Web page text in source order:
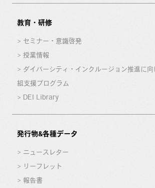
教育・研修
セミナー・意識啓発
授業情報
ダイバーシティ・インクルージョン推進に
組支援プログラム
DEI Library
発行物&各種データ
ニュースレター
リーフレット
報告書